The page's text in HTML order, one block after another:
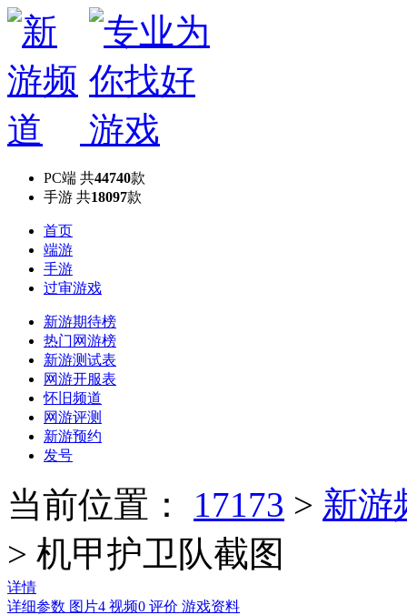
PC端 共44740款
手游 共18097款
首页
端游
手游
过审游戏
新游期待榜
热门网游榜
新游测试表
网游开服表
怀旧频道
网游评测
新游预约
发号
当前位置： 17173 > 新游
> 机甲护卫队截图
详情
详细参数 图片4 视频0 评价 游戏资料